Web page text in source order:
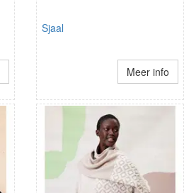
Sjaal
Meer info